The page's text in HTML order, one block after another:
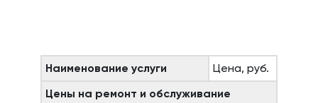
Наименование услуги
Цена, руб.
Цены на ремонт и обслуживание